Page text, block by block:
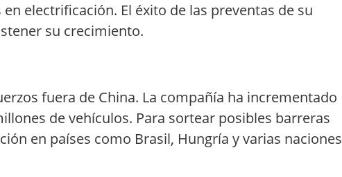
electrificación. El éxito de las preventas de su
su crecimiento.
fuera de China. La compañía ha incrementado
de vehículos. Para sortear posibles barreras
en países como Brasil, Hungría y varias naciones